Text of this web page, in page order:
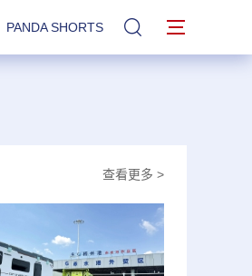
PANDA SHORTS 站內搜索
查看更多 >